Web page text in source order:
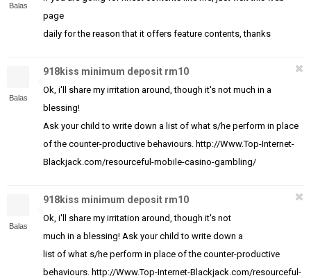
Balas
page
daily for the reason that it offers feature contents, thanks
Balas
918kiss minimum deposit rm10
Ok, i'll share my irritation around, though it's not much in a
blessing!
Ask your child to write down a list of what s/he perform in place
of the counter-productive behaviours. http://Www.Top-Internet-
Blackjack.com/resourceful-mobile-casino-gambling/
Balas
918kiss minimum deposit rm10
Ok, i'll share my irritation around, though it's not
much in a blessing! Ask your child to write down a
list of what s/he perform in place of the counter-productive
behaviours. http://Www.Top-Internet-Blackjack.com/resourceful-